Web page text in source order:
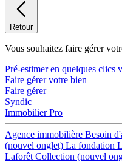
Retour
Vous souhaitez faire gérer
Pré-estimer en quelques clics
Faire gérer votre bien
Faire gérer
Syndic
Immobilier Pro
Agence immobilière Besoin
(nouvel onglet) La fondation
Laforêt Collection (nouvel